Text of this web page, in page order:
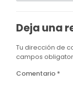
Deja una
Tu dirección de
campos
Comentario *